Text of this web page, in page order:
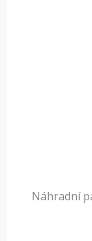
Náhradní